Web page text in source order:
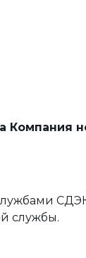
Компания
службы.